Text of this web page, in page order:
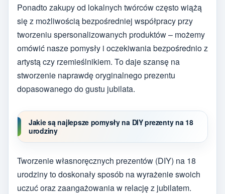
Ponadto zakupy od lokalnych twórców często wiążą
się z możliwością bezpośredniej współpracy przy
tworzeniu spersonalizowanych produktów – możemy
omówić nasze pomysły i oczekiwania bezpośrednio z
artystą czy rzemieślnikiem. To daje szansę na
stworzenie naprawdę oryginalnego prezentu
dopasowanego do gustu jubilata.
Jakie są najlepsze pomysły na DIY prezenty na 18
urodziny
Tworzenie własnoręcznych prezentów (DIY) na 18
urodziny to doskonały sposób na wyrażenie swoich
uczuć oraz zaangażowania w relację z jubilatem.